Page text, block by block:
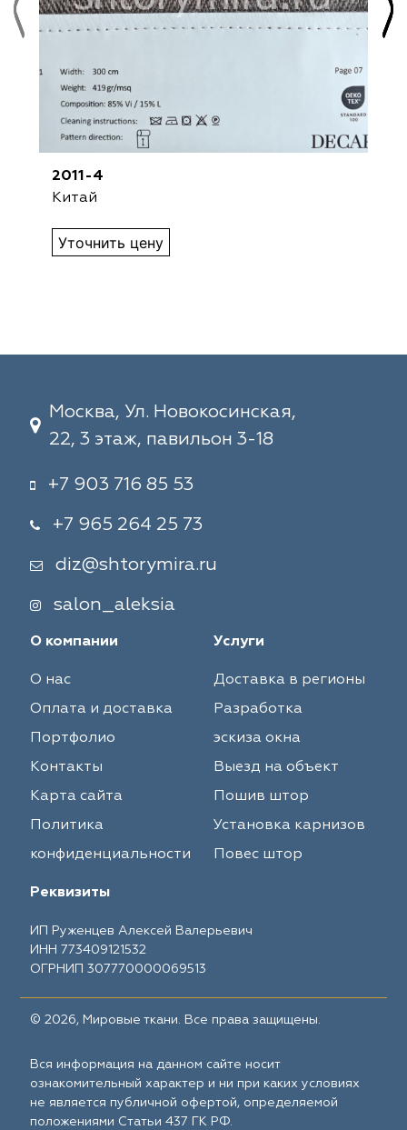
2011-4
Китай
Уточнить цену
Москва, Ул. Новокосинская,
22, 3 этаж, павильон 3-18
+7 903 716 85 53
+7 965 264 25 73
diz@shtorymira.ru
salon_aleksia
О компании
О нас
Оплата и доставка
Портфолио
Контакты
Карта сайта
Политика
конфиденциальности
Услуги
Доставка в регионы
Разработка
эскиза окна
Выезд на объект
Пошив штор
Установка карнизов
Повес штор
Реквизиты
ИП Руженцев Алексей Валерьевич
ИНН 773409121532
ОГРНИП 307770000069513
© 2026, Мировые ткани. Все права защищены.
Вся информация на данном сайте носит
ознакомительный характер и ни при каких условиях
не является публичной офертой, определяемой
положениями Статьи 437 ГК РФ.